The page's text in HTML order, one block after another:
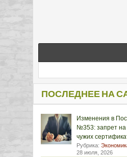
ПОСЛЕДНЕЕ НА
Изменения в
№353: запрет на
чужих
Рубрика:
28 июля, 2026